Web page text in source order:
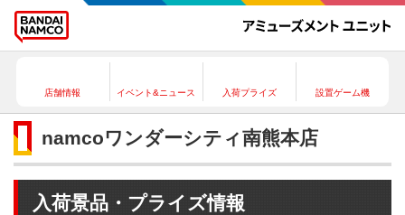
店舗情報 イベント&ニュース 入荷プライズ 設置ゲーム機
namcoワンダーシティ南熊本店
入荷景品・プライズ情報